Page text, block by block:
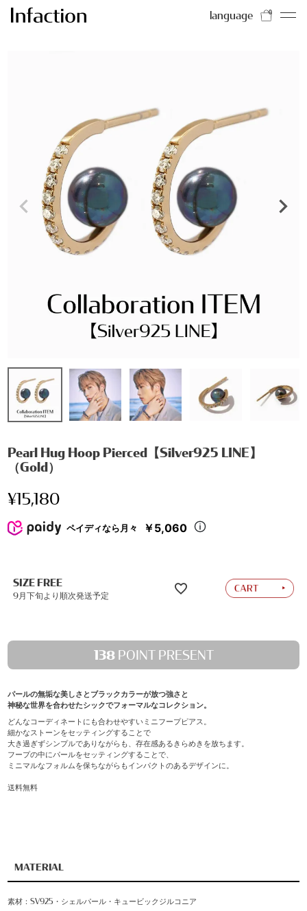
language 0
Pearl Hug Hoop Pierced【Silver925 LINE】
（Gold）
¥15,180
ペイディなら月々 ￥5,060
SIZE FREE
9月下旬より順次発送予定
138 POINT PRESENT
パールの無垢な美しさとブラックカラーが放つ強さと
神秘な世界を合わせたシックでフォーマルなコレクション。
どんなコーディネートにも合わせやすいミニフープピアス。
細かなストーンをセッティングすることで
大き過ぎずシンプルでありながらも、存在感あるきらめきを放ちます。
フープの中にパールをセッティングすることで、
ミニマルなフォルムを保ちながらもインパクトのあるデザインに。
送料無料
MATERIAL
素材：SV925・シェルパール・キュービックジルコニア